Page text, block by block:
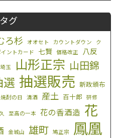
タグ
ろ杉 オオセト カウントダウン
ク
イントカード 七賢 価格改正
八反
埼玉 山形正宗 山田錦
選 抽選販売 新政頒布
酎の日 清酒 産土 百十郎 研修
至高の一本 花の香酒造 花
金城山 雄町 鳩正宗
鳳凰